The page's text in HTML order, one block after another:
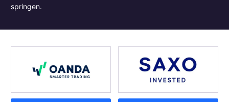
springen.